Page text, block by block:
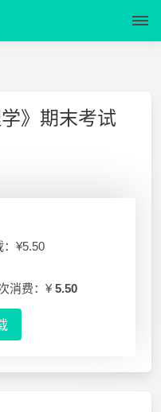
》期末考试
：¥5.50
消费：¥ 5.50